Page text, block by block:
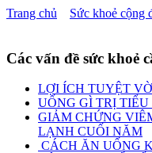
Trang chủ Sức khoẻ cộng
Các vấn đề sức khoẻ
LỢI ÍCH TUYỆT
UỐNG GÌ TRỊ
GIẢM CHỨNG
LẠNH CUỐI NĂM
CÁCH ĂN UỐNG